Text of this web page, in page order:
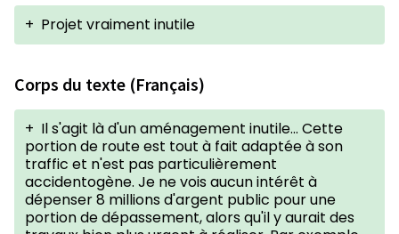
+ Projet vraiment inutile
Corps du texte (Français)
+ Il s'agit là d'un aménagement inutile... Cette
portion de route est tout à fait adaptée à son
traffic et n'est pas particulièrement
accidentogène. Je ne vois aucun intérêt à
dépenser 8 millions d'argent public pour une
portion de dépassement, alors qu'il y aurait des